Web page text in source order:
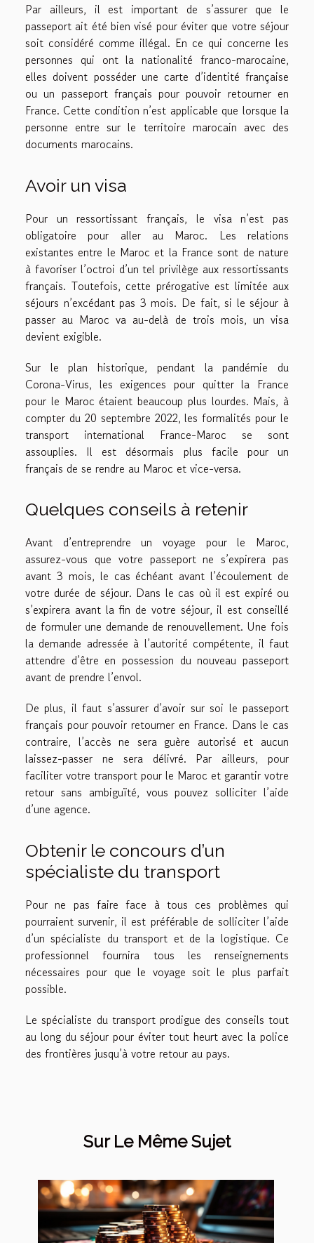
Par ailleurs, il est important de s’assurer que le
passeport ait été bien visé pour éviter que votre séjour
soit considéré comme illégal. En ce qui concerne les
personnes qui ont la nationalité franco-marocaine,
elles doivent posséder une carte d’identité française
ou un passeport français pour pouvoir retourner en
France. Cette condition n’est applicable que lorsque la
personne entre sur le territoire marocain avec des
documents marocains.
Avoir un visa
Pour un ressortissant français, le visa n’est pas
obligatoire pour aller au Maroc. Les relations
existantes entre le Maroc et la France sont de nature
à favoriser l’octroi d’un tel privilège aux ressortissants
français. Toutefois, cette prérogative est limitée aux
séjours n’excédant pas 3 mois. De fait, si le séjour à
passer au Maroc va au-delà de trois mois, un visa
devient exigible.
Sur le plan historique, pendant la pandémie du
Corona-Virus, les exigences pour quitter la France
pour le Maroc étaient beaucoup plus lourdes. Mais, à
compter du 20 septembre 2022, les formalités pour le
transport international France-Maroc se sont
assouplies. Il est désormais plus facile pour un
français de se rendre au Maroc et vice-versa.
Quelques conseils à retenir
Avant d’entreprendre un voyage pour le Maroc,
assurez-vous que votre passeport ne s’expirera pas
avant 3 mois, le cas échéant avant l’écoulement de
votre durée de séjour. Dans le cas où il est expiré ou
s’expirera avant la fin de votre séjour, il est conseillé
de formuler une demande de renouvellement. Une fois
la demande adressée à l’autorité compétente, il faut
attendre d’être en possession du nouveau passeport
avant de prendre l’envol.
De plus, il faut s’assurer d’avoir sur soi le passeport
français pour pouvoir retourner en France. Dans le cas
contraire, l’accès ne sera guère autorisé et aucun
laissez-passer ne sera délivré. Par ailleurs, pour
faciliter votre transport pour le Maroc et garantir votre
retour sans ambiguïté, vous pouvez solliciter l’aide
d’une agence.
Obtenir le concours d’un
spécialiste du transport
Pour ne pas faire face à tous ces problèmes qui
pourraient survenir, il est préférable de solliciter l’aide
d’un spécialiste du transport et de la logistique. Ce
professionnel fournira tous les renseignements
nécessaires pour que le voyage soit le plus parfait
possible.
Le spécialiste du transport prodigue des conseils tout
au long du séjour pour éviter tout heurt avec la police
des frontières jusqu’à votre retour au pays.
Sur Le Même Sujet